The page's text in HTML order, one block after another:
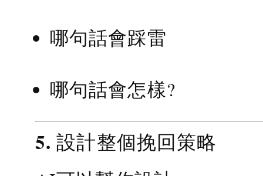
哪句話會踩雷
哪句話會怎樣?
5. 設計整個挽回策略